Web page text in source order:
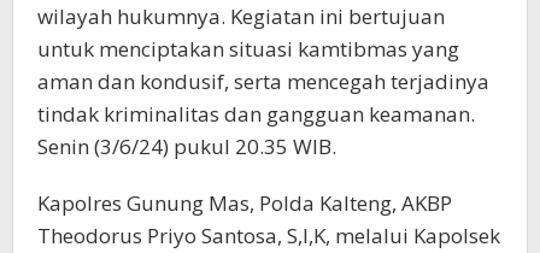
wilayah hukumnya. Kegiatan ini bertujuan
untuk menciptakan situasi kamtibmas yang
aman dan kondusif, serta mencegah terjadinya
tindak kriminalitas dan gangguan keamanan.
Senin (3/6/24) pukul 20.35 WIB.
Kapolres Gunung Mas, Polda Kalteng, AKBP
Theodorus Priyo Santosa, S,I,K, melalui Kapolsek